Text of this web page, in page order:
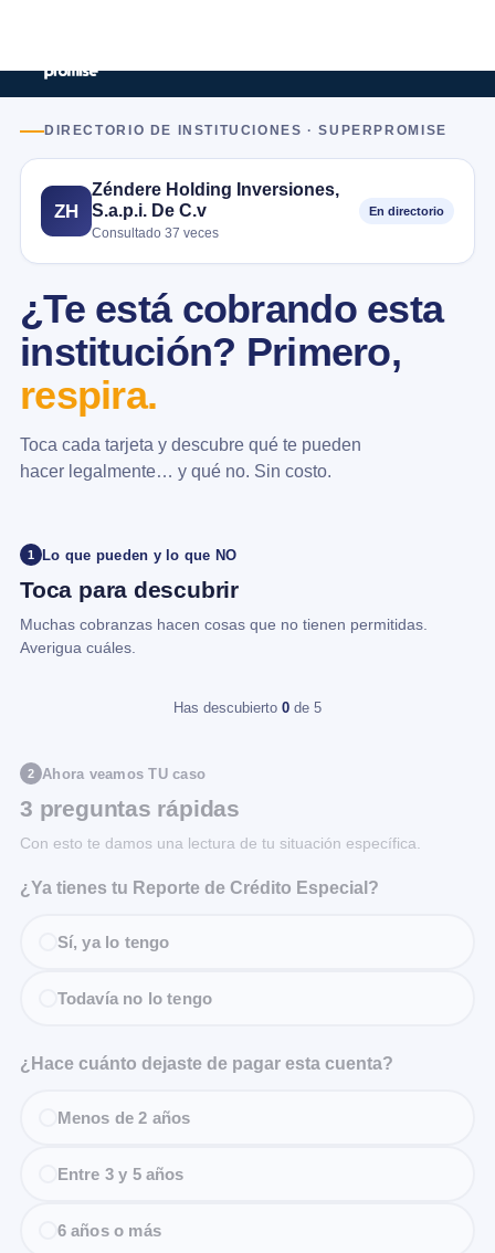
DIRECTORIO DE INSTITUCIONES · SUPERPROMISE
ZH
Zéndere Holding Inversiones,
S.a.p.i. De C.v
Consultado 37 veces
En directorio
¿Te está cobrando esta
institución? Primero,
respira.
Toca cada tarjeta y descubre qué te pueden
hacer legalmente… y qué no. Sin costo.
1 Lo que pueden y lo que NO
Toca para descubrir
Muchas cobranzas hacen cosas que no tienen permitidas.
Averigua cuáles.
Has descubierto 0 de 5
2 Ahora veamos TU caso
3 preguntas rápidas
Con esto te damos una lectura de tu situación específica.
¿Ya tienes tu Reporte de Crédito Especial?
Sí, ya lo tengo
Todavía no lo tengo
¿Hace cuánto dejaste de pagar esta cuenta?
Menos de 2 años
Entre 3 y 5 años
6 años o más